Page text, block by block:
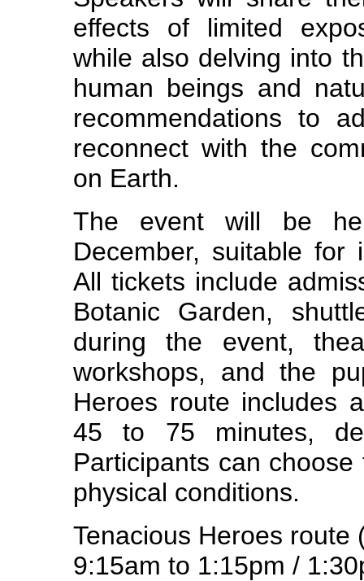
effects of limited
while also delving into
human beings and
recommendations to
reconnect with the
on Earth.
The event will be
December, suitable for
All tickets include
Botanic Garden,
during the event,
workshops, and the
Heroes route includes
45 to 75 minutes,
Participants can
physical conditions.
Tenacious Heroes
9:15am to 1:15pm /